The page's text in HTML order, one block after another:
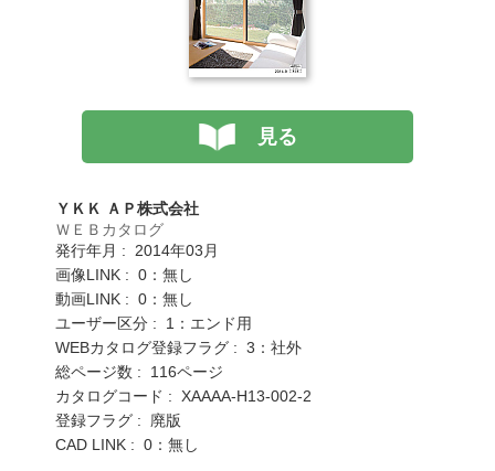
見る
ＹＫＫ ＡＰ株式会社
ＷＥＢカタログ
発行年月 : 2014年03月
画像LINK : 0：無し
動画LINK : 0：無し
ユーザー区分 : 1：エンド用
WEBカタログ登録フラグ : 3：社外
総ページ数 : 116ページ
カタログコード : XAAAA-H13-002-2
登録フラグ : 廃版
CAD LINK : 0：無し